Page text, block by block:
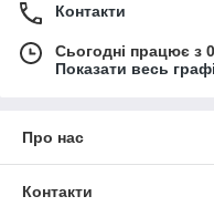
Контакти
Сьогодні працює з
Показати весь
Про нас
Контакти